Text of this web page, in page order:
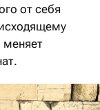
от себя
меняет